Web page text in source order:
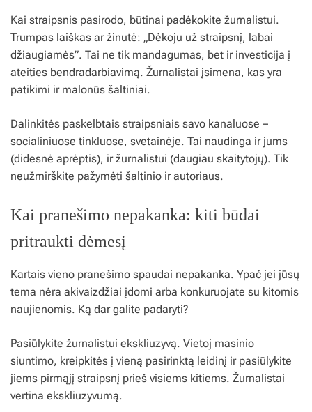
Kai straipsnis pasirodo, būtinai padėkokite žurnalistui.
Trumpas laiškas ar žinutė: „Dėkoju už straipsnį, labai
džiaugiamės”. Tai ne tik mandagumas, bet ir investicija į
ateities bendradarbiavimą. Žurnalistai įsimena, kas yra
patikimi ir malonūs šaltiniai.
Dalinkitės paskelbtais straipsniais savo kanaluose –
socialiniuose tinkluose, svetainėje. Tai naudinga ir jums
(didesnė aprėptis), ir žurnalistui (daugiau skaitytojų). Tik
neužmirškite pažymėti šaltinio ir autoriaus.
Kai pranešimo nepakanka: kiti būdai
pritraukti dėmesį
Kartais vieno pranešimo spaudai nepakanka. Ypač jei jūsų
tema nėra akivaizdžiai įdomi arba konkuruojate su kitomis
naujienomis. Ką dar galite padaryti?
Pasiūlykite žurnalistui ekskliuzyvą. Vietoj masinio
siuntimo, kreipkitės į vieną pasirinktą leidinį ir pasiūlykite
jiems pirmąjį straipsnį prieš visiems kitiems. Žurnalistai
vertina ekskliuzyvumą.